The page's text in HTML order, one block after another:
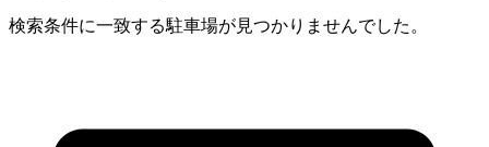
検索条件に一致する駐車場が見つかりませんでした。